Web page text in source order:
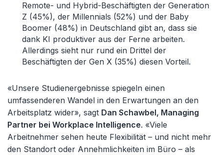
Remote- und Hybrid-Beschäftigten der Generation
Z (45%), der Millennials (52%) und der Baby
Boomer (48%) in Deutschland gibt an, dass sie
dank KI produktiver aus der Ferne arbeiten.
Allerdings sieht nur rund ein Drittel der
Beschäftigten der Gen X (35%) diesen Vorteil.
«Unsere Studienergebnisse spiegeln einen
umfassenderen Wandel in den Erwartungen an den
Arbeitsplatz wider», sagt Dan Schawbel, Managing
Partner bei Workplace Intelligence. «Viele
Arbeitnehmer sehen heute Flexibilität – und nicht mehr
den Standort oder Annehmlichkeiten im Büro – als